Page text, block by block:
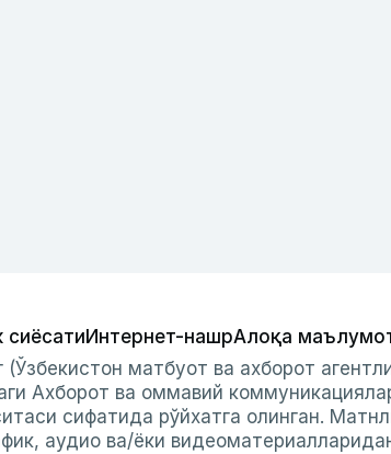
сиёсатиИнтернет-нашрАлоқа
(Ўзбекистон матбуот ва ахборот
Ахборот ва оммавий
сифатида рўйхатга олинган.
аудио ва/ёки